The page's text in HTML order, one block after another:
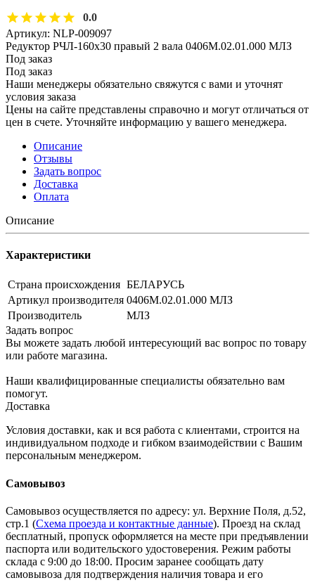
0.0
Артикул: NLP-009097
Редуктор РЧЛ-160х30 правый 2 вала 0406М.02.01.000 МЛЗ
Под заказ
Под заказ
Наши менеджеры обязательно свяжутся с вами и уточнят
условия заказа
Цены на сайте представлены справочно и могут отличаться от
цен в счете. Уточняйте информацию у вашего менеджера.
Описание
Отзывы
Задать вопрос
Доставка
Оплата
Описание
Характеристики
Страна происхождения БЕЛАРУСЬ
Артикул производителя 0406М.02.01.000 МЛЗ
Производитель
МЛЗ
Задать вопрос
Вы можете задать любой интересующий вас вопрос по товару
или работе магазина.
Наши квалифицированные специалисты обязательно вам
помогут.
Доставка
Условия доставки, как и вся работа с клиентами, строится на
индивидуальном подходе и гибком взаимодействии с Вашим
персональным менеджером.
Самовывоз
Самовывоз осуществляется по адресу: ул. Верхние Поля, д.52,
стр.1 (Схема проезда и контактные данные). Проезд на склад
бесплатный, пропуск оформляется на месте при предъявлении
паспорта или водительского удостоверения. Режим работы
склада с 9:00 до 18:00. Просим заранее сообщать дату
самовывоза для подтверждения наличия товара и его